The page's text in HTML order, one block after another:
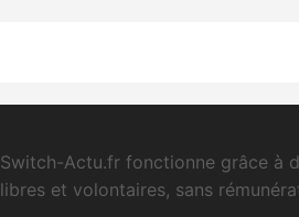
Switch-Actu.fr fonctionne grâce à
libres et volontaires, sans